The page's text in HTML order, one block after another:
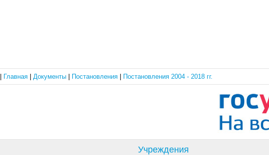
Главная Документы Постановления Постановления 2004 - 2018 гг.
Учреждения